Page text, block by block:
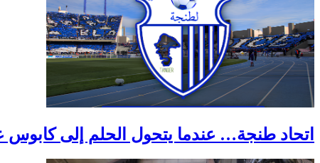
اتحاد طنجة… عندما يتحول الحلم إلى